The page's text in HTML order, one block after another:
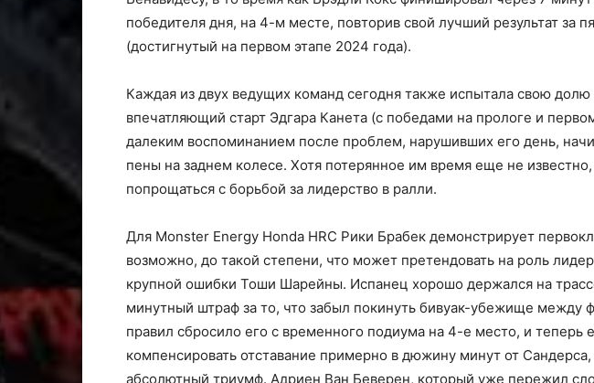
победителя дня, на 4-м месте, повторив свой лучший результат за
(достигнутый на первом этапе 2024 года).
Каждая из двух ведущих команд сегодня также испытала свою долю
впечатляющий старт Эдгара Канета (с победами на прологе и
далеким воспоминанием после проблем, нарушивших его день,
пены на заднем колесе. Хотя потерянное им время еще не
попрощаться с борьбой за лидерство в ралли.
Для Monster Energy Honda HRC Рики Брабек демонстрирует
возможно, до такой степени, что может претендовать на роль
крупной ошибки Тоши Шарейны. Испанец хорошо держался на
минутный штраф за то, что забыл покинуть бивуак-убежище между
правил сбросило его с временного подиума на 4-е место, и теперь
компенсировать отставание примерно в дюжину минут от
абсолютный триумф. Адриен Ван Беверен, который уже пережил